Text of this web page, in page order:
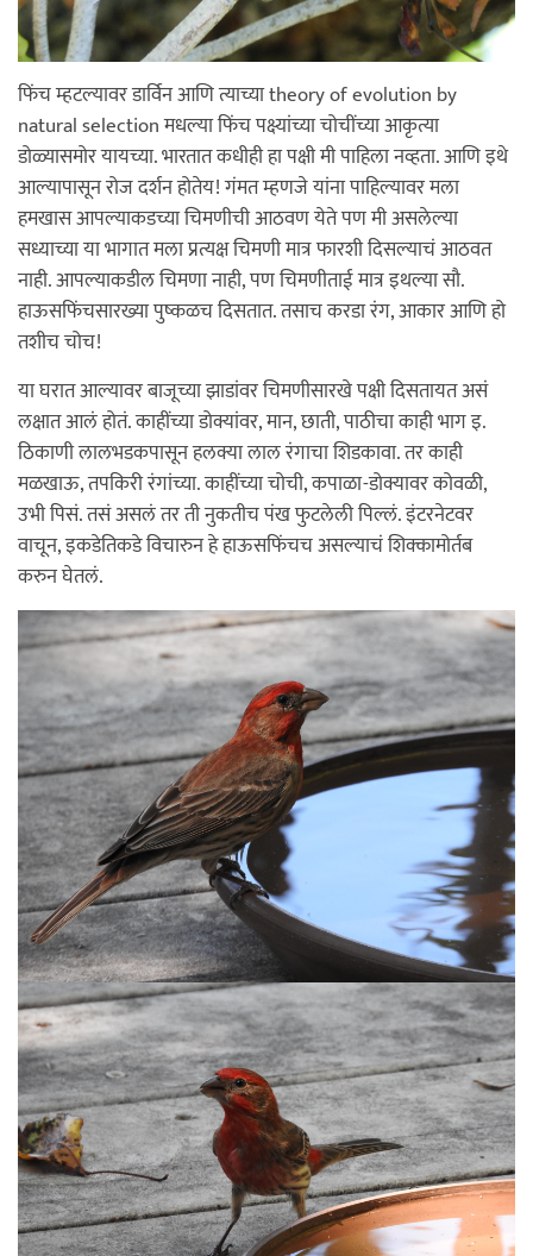
फिंच म्हटल्यावर डार्विन आणि त्याच्या theory of evolution by
natural selection मधल्या फिंच पक्ष्यांच्या चोचींच्या आकृत्या
डोळ्यासमोर यायच्या. भारतात कधीही हा पक्षी मी पाहिला नव्हता. आणि इथे
आल्यापासून रोज दर्शन होतेय! गंमत म्हणजे यांना पाहिल्यावर मला
हमखास आपल्याकडच्या चिमणीची आठवण येते पण मी असलेल्या
सध्याच्या या भागात मला प्रत्यक्ष चिमणी मात्र फारशी दिसल्याचं आठवत
नाही. आपल्याकडील चिमणा नाही, पण चिमणीताई मात्र इथल्या सौ.
हाऊसफिंचसारख्या पुष्कळच दिसतात. तसाच करडा रंग, आकार आणि हो
तशीच चोच!
या घरात आल्यावर बाजूच्या झाडांवर चिमणीसारखे पक्षी दिसतायत असं
लक्षात आलं होतं. काहींच्या डोक्यांवर, मान, छाती, पाठीचा काही भाग इ.
ठिकाणी लालभडकपासून हलक्या लाल रंगाचा शिडकावा. तर काही
मळखाऊ, तपकिरी रंगांच्या. काहींच्या चोची, कपाळा-डोक्यावर कोवळी,
उभी पिसं. तसं असलं तर ती नुकतीच पंख फुटलेली पिल्लं. इंटरनेटवर
वाचून, इकडेतिकडे विचारुन हे हाऊसफिंचच असल्याचं शिक्कामोर्तब
करुन घेतलं.